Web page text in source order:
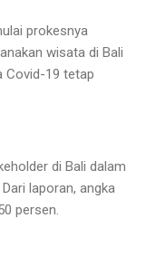
prokesnya
wisata di Bali
Covid-19 tetap
di Bali dalam
laporan, angka
persen.